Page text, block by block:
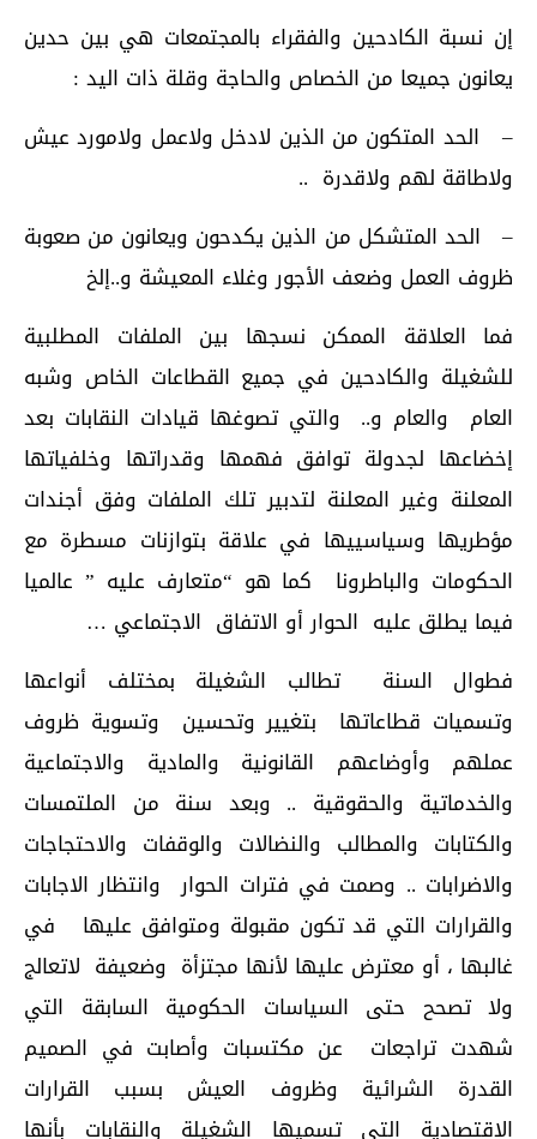
إن نسبة الكادحين والفقراء بالمجتمعات هي بين حدين
يعانون جميعا من الخصاص والحاجة وقلة ذات اليد :
– الحد المتكون من الذين لادخل ولاعمل ولامورد عيش
ولاطاقة لهم ولاقدرة ..
– الحد المتشكل من الذين يكدحون ويعانون من صعوبة
ظروف العمل وضعف الأجور وغلاء المعيشة و..إلخ
فما العلاقة الممكن نسجها بين الملفات المطلبية
للشغيلة والكادحين في جميع القطاعات الخاص وشبه
العام والعام و.. والتي تصوغها قيادات النقابات بعد
إخضاعها لجدولة توافق فهمها وقدراتها وخلفياتها
المعلنة وغير المعلنة لتدبير تلك الملفات وفق أجندات
مؤطريها وسياسييها في علاقة بتوازنات مسطرة مع
الحكومات والباطرونا كما هو “متعارف عليه ” عالميا
فيما يطلق عليه الحوار أو الاتفاق الاجتماعي …
فطوال السنة تطالب الشغيلة بمختلف أنواعها
وتسميات قطاعاتها بتغيير وتحسين وتسوية ظروف
عملهم وأوضاعهم القانونية والمادية والاجتماعية
والخدماتية والحقوقية .. وبعد سنة من الملتمسات
والكتابات والمطالب والنضالات والوقفات والاحتجاجات
والاضرابات .. وصمت في فترات الحوار وانتظار الاجابات
والقرارات التي قد تكون مقبولة ومتوافق عليها في
غالبها ، أو معترض عليها لأنها مجتزأة وضعيفة لاتعالج
ولا تصحح حتى السياسات الحكومية السابقة التي
شهدت تراجعات عن مكتسبات وأصابت في الصميم
القدرة الشرائية وظروف العيش بسبب القرارات
الاقتصادية التي تسميها الشغيلة والنقابات بأنها